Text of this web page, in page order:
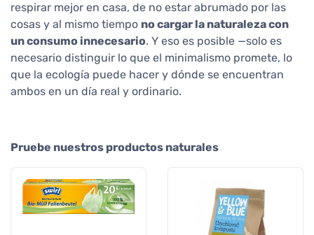
respirar mejor en casa, de no estar abrumado por las
cosas y al mismo tiempo no cargar la naturaleza con
un consumo innecesario. Y eso es posible —solo es
necesario distinguir lo que el minimalismo promete, lo
que la ecología puede hacer y dónde se encuentran
ambos en un día real y ordinario.
Pruebe nuestros productos naturales